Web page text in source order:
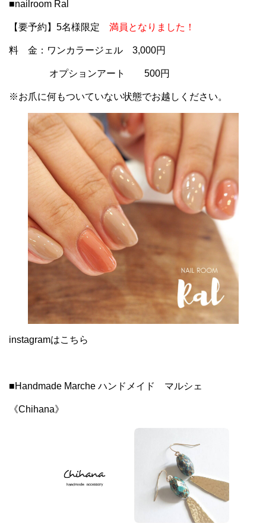
■nailroom Ral
【要予約】5名様限定 満員となりました！
料 金：ワンカラージェル 3,000円
オプションアート 500円
※お爪に何もついていない状態でお越しください。
instagramはこちら
■Handmade Marche ハンドメイド マルシェ
《Chihana》